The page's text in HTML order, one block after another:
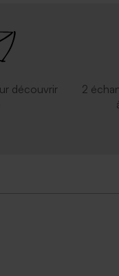
Valisette
découvrir
2